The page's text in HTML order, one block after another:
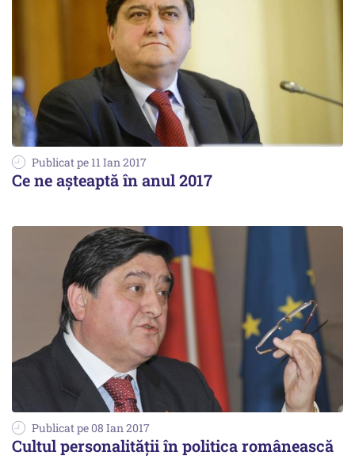
Publicat pe 11 Ian 2017
Ce ne aşteaptă în anul 2017
Publicat pe 08 Ian 2017
Cultul personalităţii în politica românească